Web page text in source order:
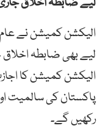
الیکشن کمیشن نے
لیے بھی ضابطہ اخلاق
الیکشن کمیشن کا
پاکستان کی سالمیت
رکھیں گے۔